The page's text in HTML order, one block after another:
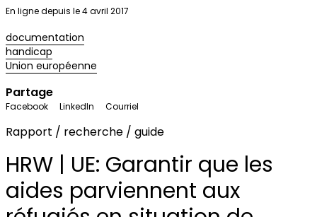
En ligne depuis le 4 avril 2017
documentation
handicap
Union européenne
Partage
Facebook LinkedIn Courriel
Rapport / recherche / guide
HRW | UE: Garantir que les
aides parviennent aux